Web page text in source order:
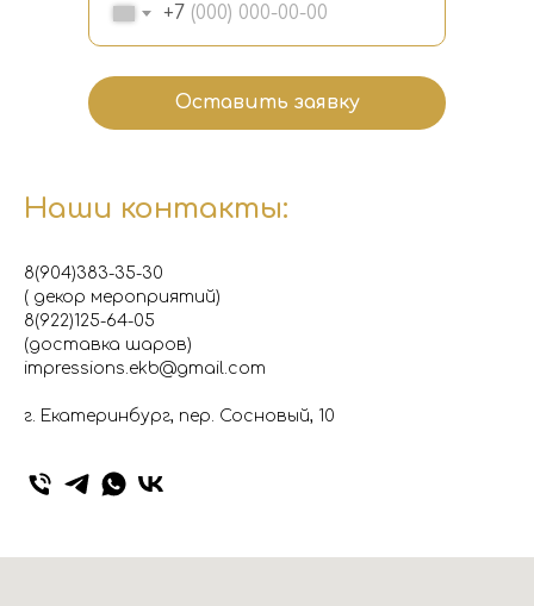
+7
Оставить заявку
Наши контакты:
8(904)383-35-30
( декор мероприятий)
8(922)125-64-05
(доставка шаров)
impressions.ekb@gmail.com
г. Екатеринбург, пер. Сосновый, 10